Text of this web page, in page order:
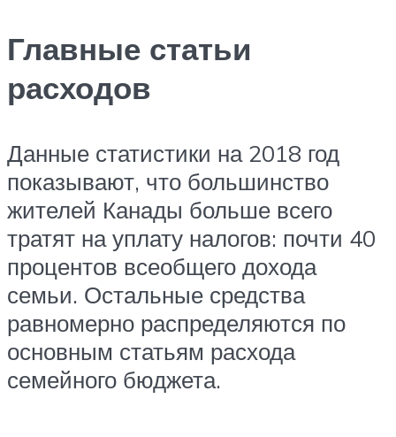
Главные статьи
расходов
Данные статистики на 2018 год
показывают, что большинство
жителей Канады больше всего
тратят на уплату налогов: почти 40
процентов всеобщего дохода
семьи. Остальные средства
равномерно распределяются по
основным статьям расхода
семейного бюджета.